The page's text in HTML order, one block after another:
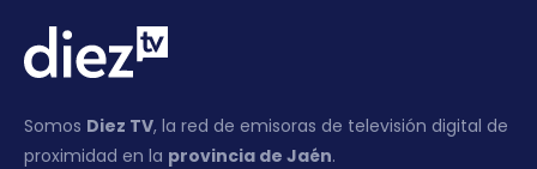
Somos Diez TV, la red de emisoras de televisión digital de
proximidad en la provincia de Jaén.